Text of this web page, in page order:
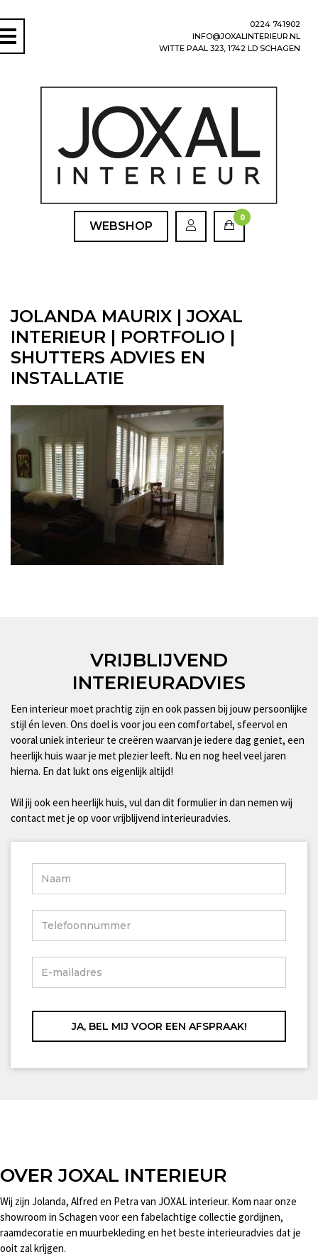
0224 741902
INFO@JOXALINTERIEUR.NL
WITTE PAAL 323, 1742 LD SCHAGEN
WEBSHOP
0
JOLANDA MAURIX | JOXAL
INTERIEUR | PORTFOLIO |
SHUTTERS ADVIES EN
INSTALLATIE
VRIJBLIJVEND
INTERIEURADVIES
Een interieur moet prachtig zijn en ook passen bij jouw persoonlijke
stijl én leven. Ons doel is voor jou een comfortabel, sfeervol en
vooral uniek interieur te creëren waarvan je iedere dag geniet, een
heerlijk huis waar je met plezier leeft. Nu en nog heel veel jaren
hierna. En dat lukt ons eigenlijk altijd!
Wil jij ook een heerlijk huis, vul dan dit formulier in dan nemen wij
contact met je op voor vrijblijvend interieuradvies.
OVER JOXAL INTERIEUR
Wij zijn Jolanda, Alfred en Petra van JOXAL interieur. Kom naar onze
showroom in Schagen voor een fabelachtige collectie gordijnen,
raamdecoratie en muurbekleding en het beste interieuradvies dat je
ooit zal krijgen.